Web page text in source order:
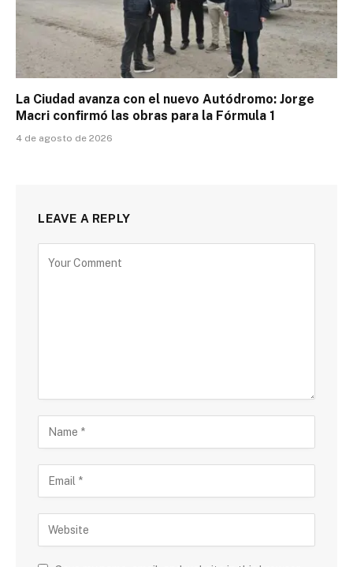
La Ciudad avanza con el nuevo Autódromo: Jorge
Macri confirmó las obras para la Fórmula 1
4 de agosto de 2026
LEAVE A REPLY